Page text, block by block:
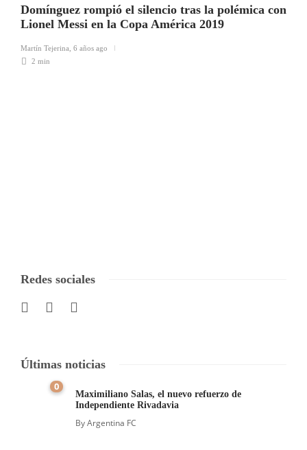
Domínguez rompió el silencio tras la polémica con
Lionel Messi en la Copa América 2019
Martín Tejerina 6 años ago
2 min
Redes sociales
Últimas noticias
0
Maximiliano Salas, el nuevo refuerzo de
Independiente Rivadavia
ByArgentina FC